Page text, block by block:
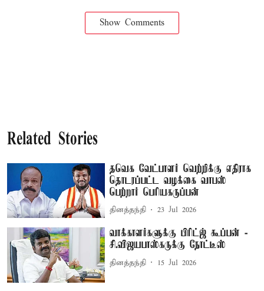
Show Comments
Related Stories
தவெக வேட்பாளர் வெற்றிக்கு எதிராக
தொடரப்பட்ட வழக்கை வாபஸ்
பெற்றார் பெரியகருப்பன்
தினத்தந்தி 23 Jul 2026
வாக்காளர்களுக்கு பிரிட்ஜ் கூப்பன் -
சி.விஜயபாஸ்கருக்கு நோட்டீஸ்
தினத்தந்தி 15 Jul 2026